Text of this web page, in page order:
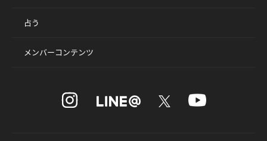
占う
メンバーコンテンツ